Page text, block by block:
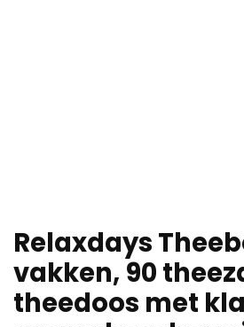
Relaxdays
vakken, 90
theedoos met